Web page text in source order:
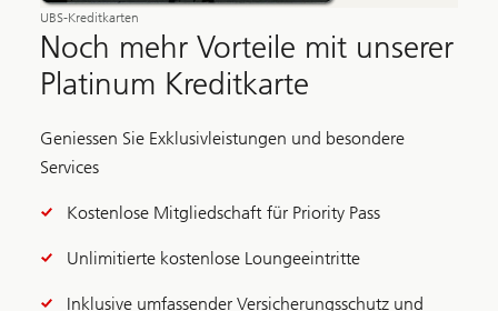
UBS-Kreditkarten
Noch mehr Vorteile mit unserer
Platinum Kreditkarte
Geniessen Sie Exklusivleistungen und besondere
Services
Kostenlose Mitgliedschaft für Priority Pass
Unlimitierte kostenlose Loungeeintritte
Inklusive umfassender Versicherungsschutz und